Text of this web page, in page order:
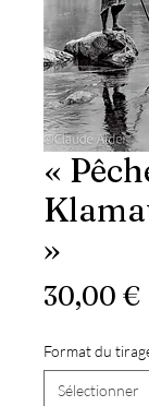
«
»
30,00 €
Format du